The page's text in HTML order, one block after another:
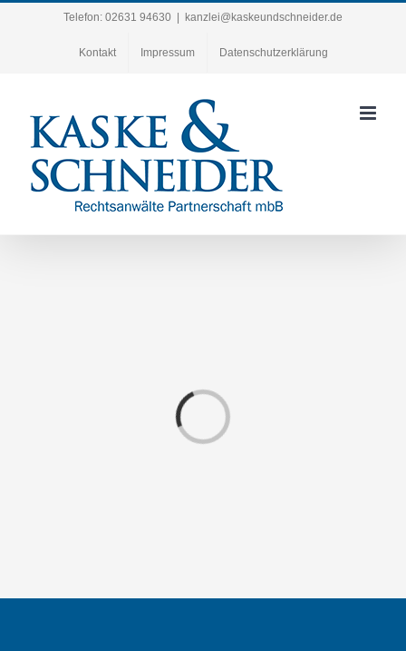
Telefon: 02631 94630 kanzlei@kaskeundschneider.de
Kontakt Impressum Datenschutzerklärung
Laden...